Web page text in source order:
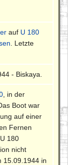
auf U 180
. Letzte
- Biskaya.
, in der
Boot war
auf einer
Fernen
180
nicht
15.09.1944 in